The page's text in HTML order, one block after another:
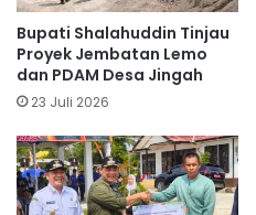
Bupati Shalahuddin Tinjau
Proyek Jembatan Lemo
dan PDAM Desa Jingah
23 Juli 2026